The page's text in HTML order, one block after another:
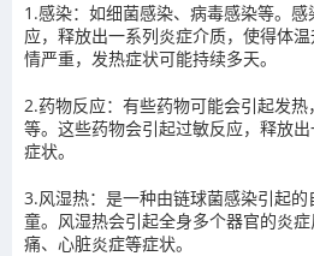
1.感染：如细菌感染、病毒感染等。
应，释放出一系列炎症介质，使得体
情严重，发热症状可能持续多天。
2.药物反应：有些药物可能会引起发
等。这些药物会引起过敏反应，释放
症状。
3.风湿热：是一种由链球菌感染引起
童。风湿热会引起全身多个器官的炎
痛、心脏炎症等症状。